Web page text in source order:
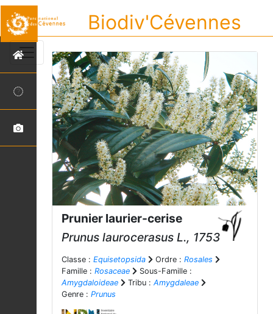
Biodiv'Cévennes
Prunier laurier-cerise
Prunus laurocerasus L., 1753
Classe : Equisetopsida Ordre : Rosales
Famille : Rosaceae
Sous-Famille :
Amygdaloideae
Tribu : Amygdaleae
Genre : Prunus